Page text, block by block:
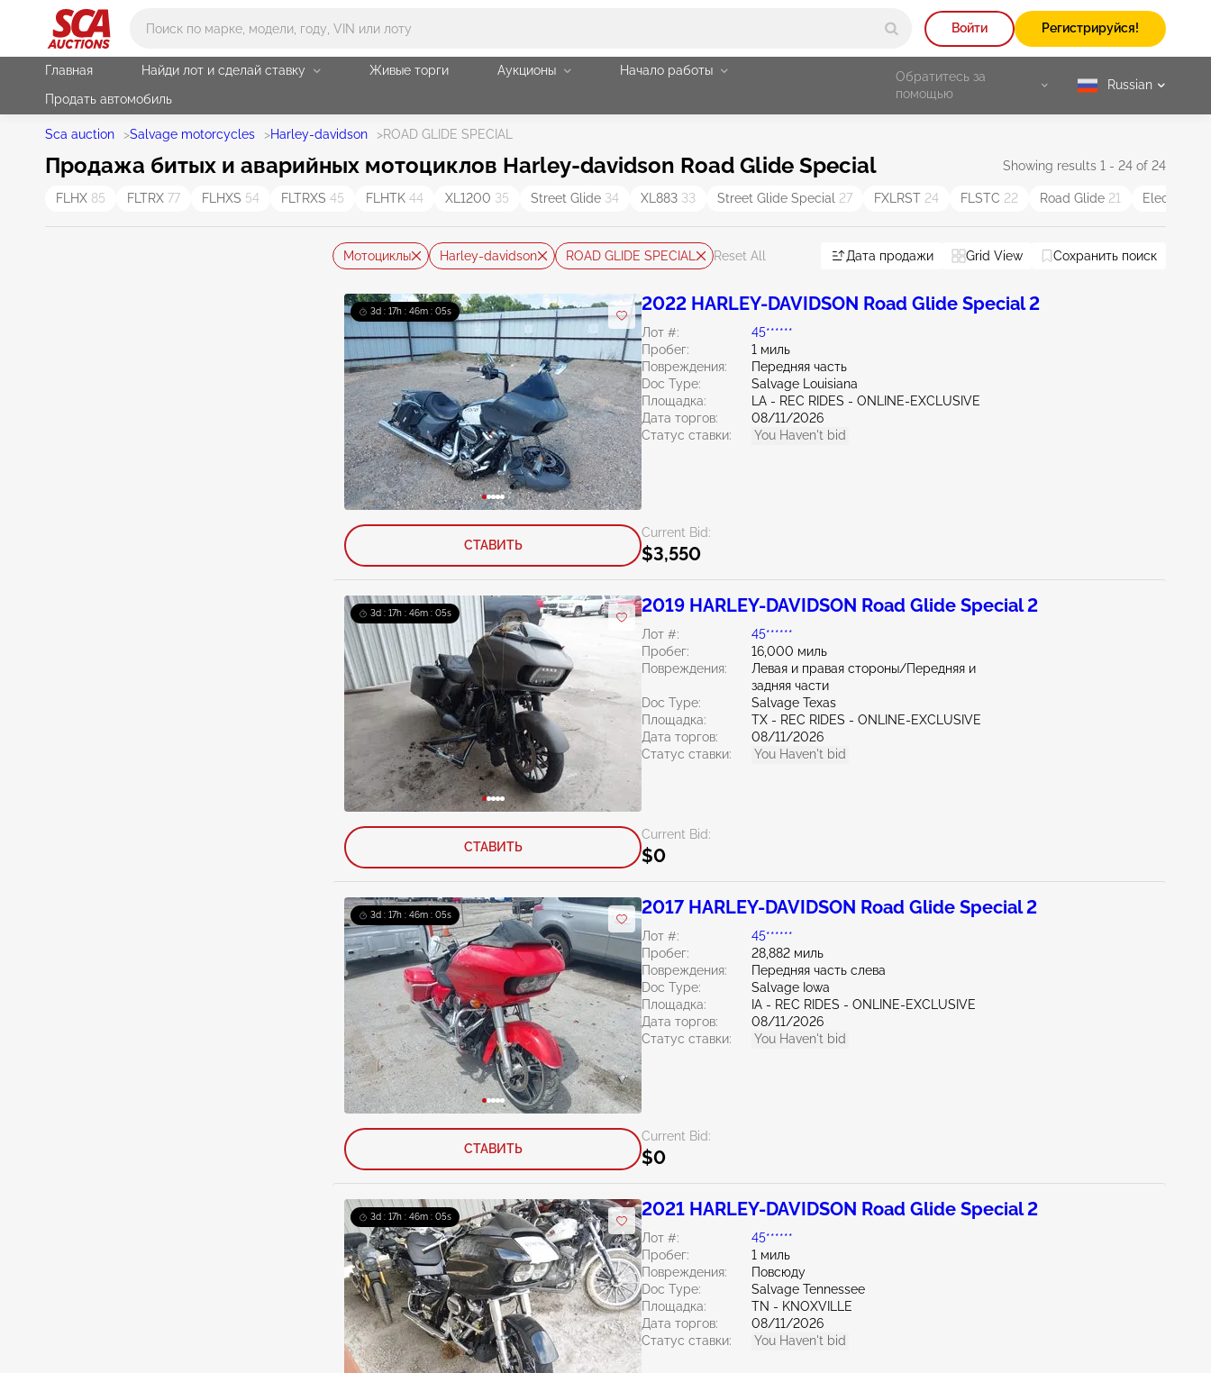
Войти Регистрируйся!
Главная Найди лот и сделай ставку Живые торги Аукционы
Начало работы
Продать автомобиль
Обратитесь за
помощью
selected
Russian
Sca auction >Salvage motorcycles >Harley-davidson >ROAD GLIDE SPECIAL
Продажа битых и аварийных мотоциклов Harley-davidson Road Glide Special Showing results 1 - 24 of 24
FLHX 85 FLTRX 77 FLHXS 54 FLTRXS 45 FLHTK 44 XL1200 35 Street Glide 34 XL883 33 Street Glide Special 27 FXLRST 24 FLSTC 22 Road Glide 21 Electra
Мотоциклы Harley-davidson ROAD GLIDE SPECIAL Reset All Дата продажи Grid View Сохранить поиск
3d : 17h : 46m : 04s 2022 HARLEY-DAVIDSON Road Glide Special 2
Лот #:
45******
Пробег:
1 миль
Повреждения:
Передняя часть
Doc Type:
Salvage Louisiana
Площадка:
LA - REC RIDES - ONLINE-EXCLUSIVE
Дата торгов:
08/11/2026
Статус ставки:
You Haven't bid
Current Bid:
$3,550
СТАВИТЬ
3d : 17h : 46m : 04s 2019 HARLEY-DAVIDSON Road Glide Special 2
Лот #:
45******
Пробег:
16,000 миль
Повреждения:
Левая и правая стороны/Передняя и
задняя части
Doc Type:
Salvage Texas
Площадка:
TX - REC RIDES - ONLINE-EXCLUSIVE
Дата торгов:
08/11/2026
Статус ставки:
You Haven't bid
Current Bid:
$0
СТАВИТЬ
3d : 17h : 46m : 04s 2017 HARLEY-DAVIDSON Road Glide Special 2
Лот #:
45******
Пробег:
28,882 миль
Повреждения:
Передняя часть слева
Doc Type:
Salvage Iowa
Площадка:
IA - REC RIDES - ONLINE-EXCLUSIVE
Дата торгов:
08/11/2026
Статус ставки:
You Haven't bid
Current Bid:
$0
СТАВИТЬ
3d : 17h : 46m : 04s 2021 HARLEY-DAVIDSON Road Glide Special 2
Лот #:
45******
Пробег:
1 миль
Повреждения:
Повсюду
Doc Type:
Salvage Tennessee
Площадка:
TN - KNOXVILLE
Дата торгов:
08/11/2026
Статус ставки:
You Haven't bid